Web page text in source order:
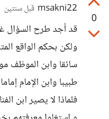
0
msakni22 قبل سنتين
قد أجد طرح السؤال
ولكن بحكم الواقع
سائقا وابن الموظف
طبيبا وابن الإمام
فلماذا لا يصير ابن